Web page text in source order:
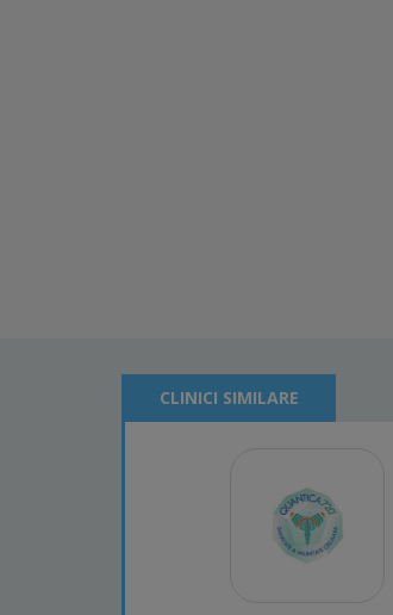
CLINICI SIMILARE